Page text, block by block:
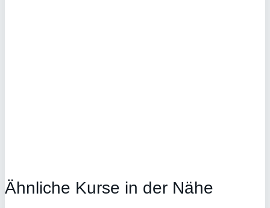
Ähnliche Kurse in der Nähe